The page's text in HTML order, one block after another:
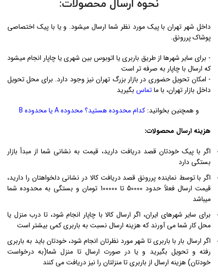
نحوه ارسال محصولات:
داخل شهر تهران با پیک مورد نظر شما ارسال میشود. و یا با پیک اختصاصی
پوشاک پررونق.
- برای سایر شهرها از طریق باربری یا اتوبوس بین شهری یا چاپار انجام میشود
که ارسال با چاپار به صرفه تر است
- امکان تحویل حضوری در بازار بزرگ تهران نیز وجود دارد. برای محل تحویل
داخل بازار تهران، با ماتماس بگیرید
و همچنین بخوانید: کدام محدوده هستید؟ محدوده A یا محدوده B
هزینه ارسال محصولات:
اگر با پیک خودتان قصد دریافت دارید، قیمت به نشانی شما از مبدأ بازار
بستگی دارد
اگر با توسط نماینده پررونق قصد دریافت کالا در نشانی دلخواهتان را دارید،
قیمت ارسال فعلاً حدود 50000 تا 100000 تومان و بستگی به محدوده شما
میباشد
برای سایر شهرهای ایران، اگر ارسال کالا با چاپار انجام شود، تا درب منزل یا
محل کار شما می آورند که هزینه ارسال نسبت به باربری کمی بیشتر است
اگر ارسال بار با باربری تا شهر مورد نظرتان انجام شود، خودتان باید به باربری
رفته و تحویل بگیرید و یا در صورت ارسال تا منزل شما(به درخواست
خودتان) هزینه ارسال از باربری تا منزلتان را نیز دریافت می کنند